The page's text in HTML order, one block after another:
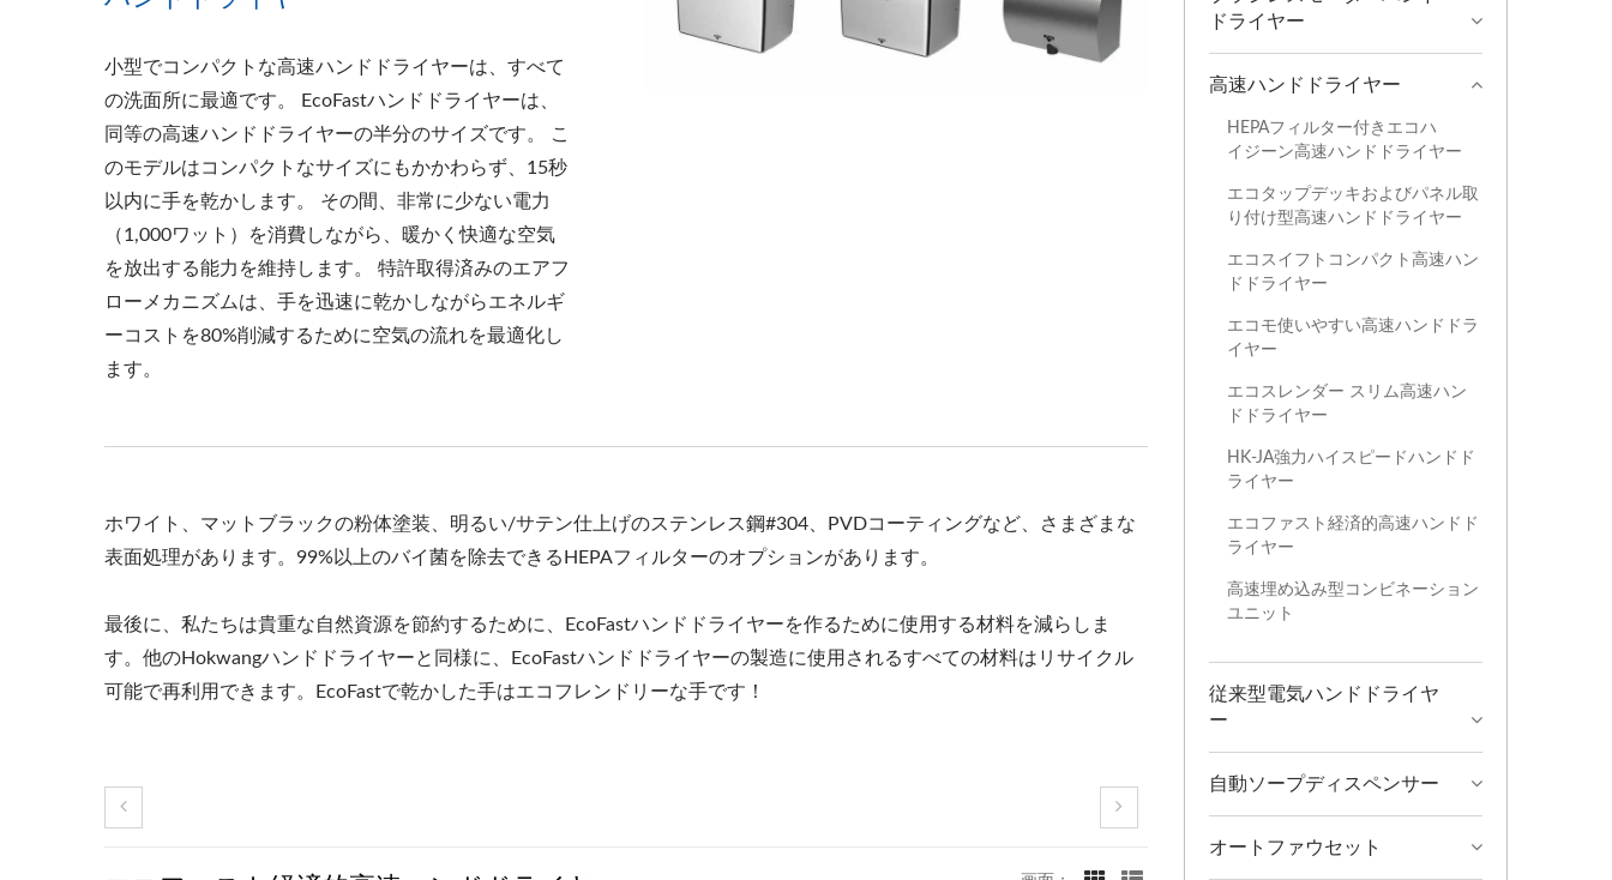
小型でコンパクトな高速ハンドドライヤーは、すべて
の洗面所に最適です。 EcoFastハンドドライヤーは、
同等の高速ハンドドライヤーの半分のサイズです。 こ
のモデルはコンパクトなサイズにもかかわらず、15秒
以内に手を乾かします。 その間、非常に少ない電力
（1,000ワット）を消費しながら、暖かく快適な空気
を放出する能力を維持します。 特許取得済みのエアフ
ローメカニズムは、手を迅速に乾かしながらエネルギ
ーコストを80%削減するために空気の流れを最適化し
ます。
ホワイト、マットブラックの粉体塗装、明るい/サテン仕上げのステンレス鋼#304、PVDコーティングなど、さまざまな
表面処理があります。99%以上のバイ菌を除去できるHEPAフィルターのオプションがあります。
最後に、私たちは貴重な自然資源を節約するために、EcoFastハンドドライヤーを作るために使用する材料を減らしま
す。他のHokwangハンドドライヤーと同様に、EcoFastハンドドライヤーの製造に使用されるすべての材料はリサイクル
可能で再利用できます。EcoFastで乾かした手はエコフレンドリーな手です！
ドライヤー
高速ハンドドライヤー
HEPAフィルター付きエコハ
イジーン高速ハンドドライヤー
エコタップデッキおよびパネル取
り付け型高速ハンドドライヤー
エコスイフトコンパクト高速ハン
ドドライヤー
エコモ使いやすい高速ハンドドラ
イヤー
エコスレンダー スリム高速ハン
ドドライヤー
HK-JA強力ハイスピードハンドド
ライヤー
エコファスト経済的高速ハンドド
ライヤー
高速埋め込み型コンビネーション
ユニット
従来型電気ハンドドライヤ
ー
自動ソープディスペンサー
オートファウセット